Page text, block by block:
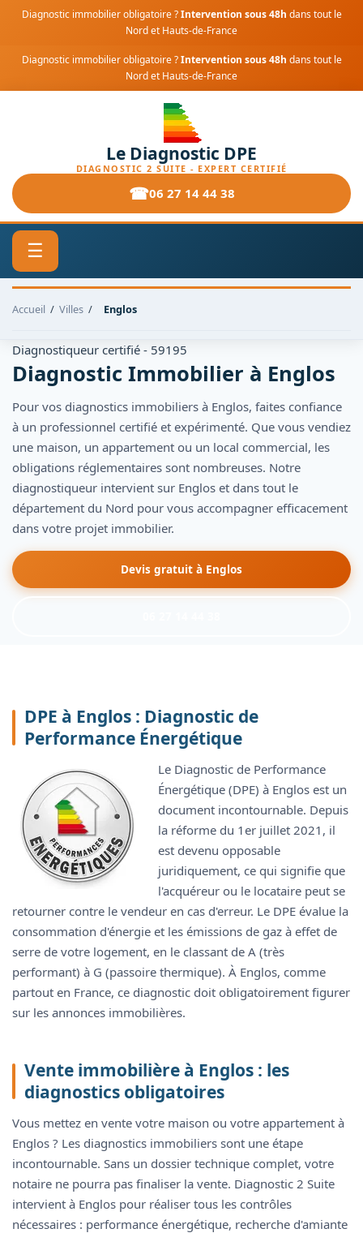
Diagnostic immobilier obligatoire ?Intervention sous 48h dans tout le
Nord et Hauts-de-France
Diagnostic immobilier obligatoire ?Intervention sous 48h dans tout le
Nord et Hauts-de-France
Le Diagnostic DPE
DIAGNOSTIC 2 SUITE - EXPERT CERTIFIÉ
06 27 14 44 38
☰
Accueil / Villes / Englos
Diagnostiqueur certifié - 59195
Diagnostic Immobilier à Englos
Pour vos diagnostics immobiliers à Englos, faites confiance
à un professionnel certifié et expérimenté. Que vous vendiez
une maison, un appartement ou un local commercial, les
obligations réglementaires sont nombreuses. Notre
diagnostiqueur intervient sur Englos et dans tout le
département du Nord pour vous accompagner efficacement
dans votre projet immobilier.
Devis gratuit à Englos
DPE à Englos : Diagnostic de
Performance Énergétique
Le Diagnostic de Performance
Énergétique (DPE) à Englos est un
document incontournable. Depuis
la réforme du 1er juillet 2021, il
est devenu opposable
juridiquement, ce qui signifie que
l'acquéreur ou le locataire peut se
retourner contre le vendeur en cas d'erreur. Le DPE évalue la
consommation d'énergie et les émissions de gaz à effet de
serre de votre logement, en le classant de A (très
performant) à G (passoire thermique). À Englos, comme
partout en France, ce diagnostic doit obligatoirement figurer
sur les annonces immobilières.
Vente immobilière à Englos : les
diagnostics obligatoires
Vous mettez en vente votre maison ou votre appartement à
Englos ? Les diagnostics immobiliers sont une étape
incontournable. Sans un dossier technique complet, votre
notaire ne pourra pas finaliser la vente. Diagnostic 2 Suite
intervient à Englos pour réaliser tous les contrôles
nécessaires : performance énergétique, recherche d'amiante